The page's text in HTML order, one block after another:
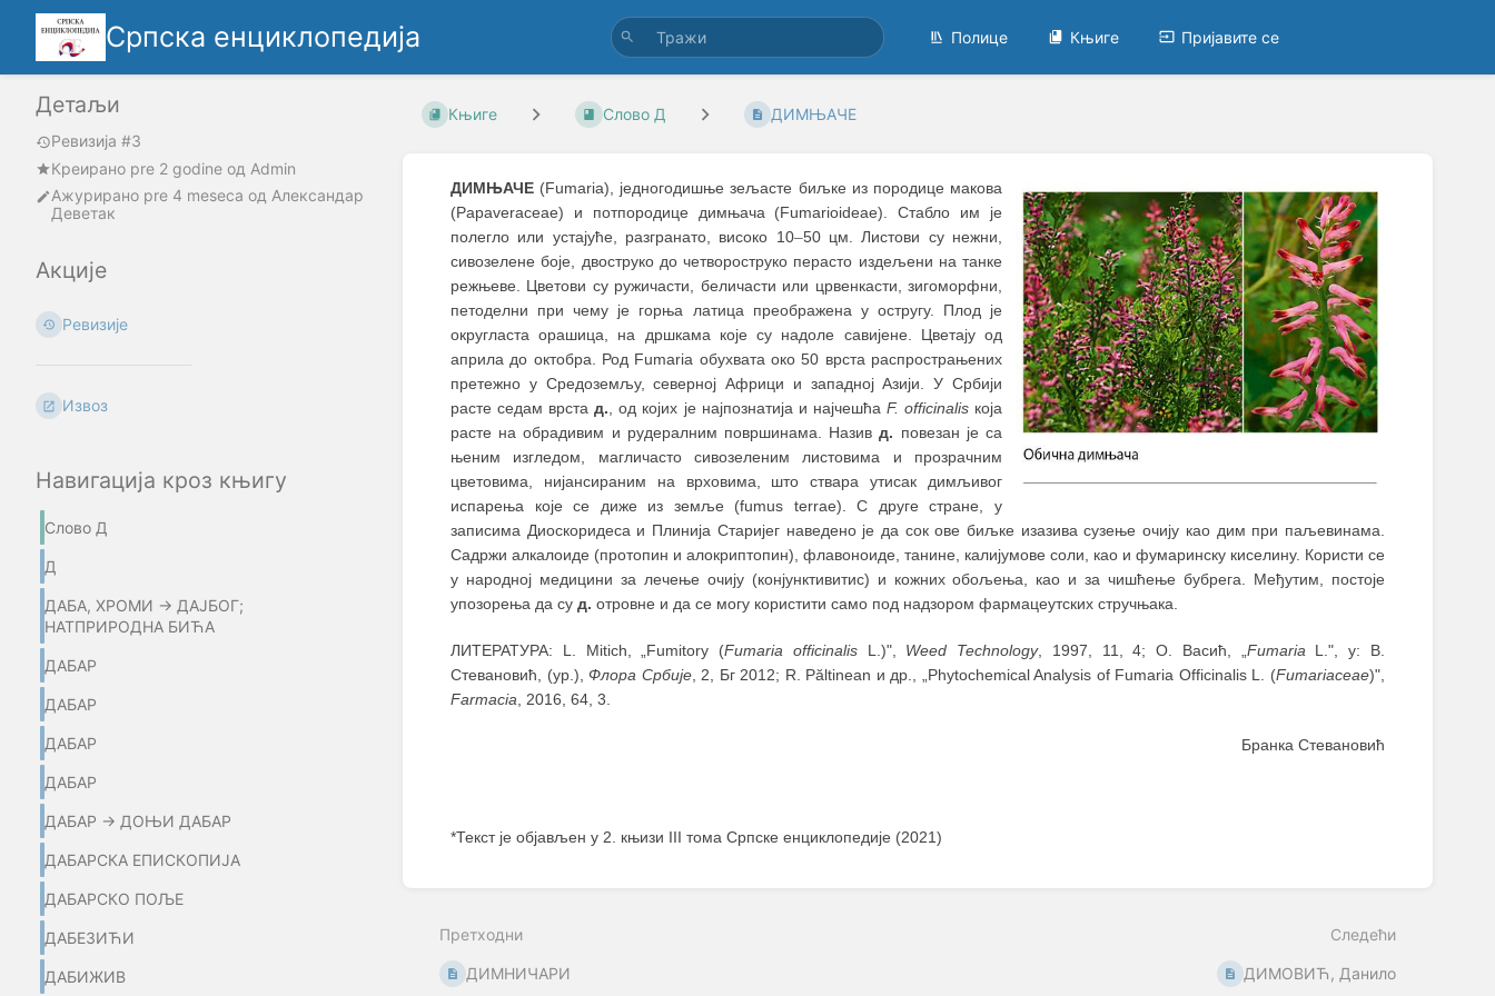
Српска енциклопедија Полице Књиге Пријавите се
Детаљи
Ревизија #3
Креирано pre 2 godine oд Admin
Ажурирано pre 4 meseca од Александар
Деветак
Акције
Ревизије
Извоз
Навигација кроз књигу
Слово Д
Д
ДАБА, ХРОМИ → ДАЈБОГ;
НАТПРИРОДНА БИЋА
ДАБАР
ДАБАР
ДАБАР
ДАБАР
ДАБАР → ДОЊИ ДАБАР
ДАБАРСКА ЕПИСКОПИЈА
ДАБАРСКО ПОЉЕ
ДАБЕЗИЋИ
ДАБИЖИВ
Књиге Слово Д ДИМЊАЧЕ
ДИМЊАЧЕ (Fumaria), једногодишњe зељасте биљке из породице макова
(Papaveraceae) и потпородице димњача (Fumarioideae). Стабло им је
полегло или устајуће, разгранато, високо 10–50 цм. Листови су нежни,
сивозелене боје, двоструко до четвороструко перасто издељени на танке
режњеве. Цветови су ружичасти, беличасти или црвенкасти, зигоморфни,
петоделни при чему је горња латица преображена у остругу. Плод је
округласта орашица, на дршкама које су надоле савијене. Цветају од
априла до октобра. Род Fumaria обухвата око 50 врста распрострањених
претежно у Средоземљу, северној Африци и западној Азији. У Србији
расте седам врстад., од којих је најпознатија и најчешћа F. officinalisкоја
расте на обрадивим и рудералним површинама. Називд. повезан је са
њеним изгледом, магличасто сивозеленим листовима и прозрачним
цветовима, нијансираним на врховима, што ствара утисак димљивог
испарења које се диже из земље (fumus terrae). С друге стране, у
записима Диоскоридеса и Плинија Старијег наведено је да сок ове биљке изазива сузење очију као дим при паљевинама.
Садржи алкалоиде (протопин и алокриптопин), флавоноиде, танине, калијумове соли, као и фумаринску киселину. Користи се
у народној медицини за лечење очију (конјунктивитис) и кожних обољења, као и за чишћење бубрега. Међутим, постоје
упозорења да су д. отровне и да се могу користити само под надзором фармацеутских стручњака.
ЛИТЕРАТУРА: L. Mitich, „Fumitory (Fumaria officinalisL.)", Weed Technology, 1997, 11, 4; О. Васић, „ Fumaria L.", у: В.
Стевановић, (ур.),Флора Србије, 2, Бг 2012; R. Păltinean и др., „Phytochemical Analysis of Fumaria Officinalis L. (Fumariaceae)",
Farmacia , 2016, 64, 3.
Бранка Стевановић
*Текст је објављен у 2. књизи III тома Српске енциклопедије (2021)
mode
Претходни
ДИМНИЧАРИ
Следећи
ДИМОВИЋ, Данило